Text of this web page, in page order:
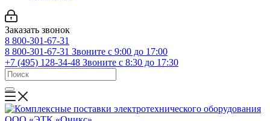
Заказать звонок
8 800-301-67-31
8 800-301-67-31 Звоните с 9:00 до 17:00
+7 (495) 128-34-48 Звоните с 8:30 до 17:30